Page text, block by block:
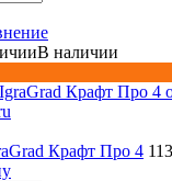
В наличии
Крафт Про 4